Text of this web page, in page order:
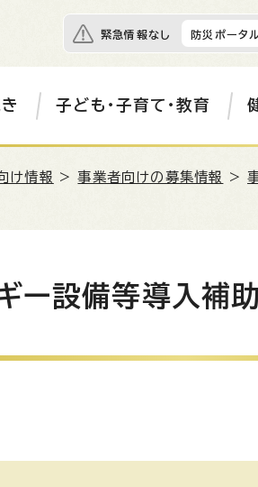
緊急情報なし 防災ポータ
子ども・子育て・教育
け情報 >事業者向けの募集情報 >
ー設備等導入補助